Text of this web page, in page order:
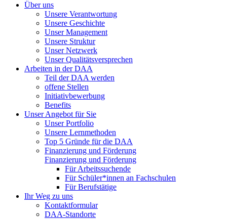
Über uns
Unsere Verantwortung
Unsere Geschichte
Unser Management
Unsere Struktur
Unser Netzwerk
Unser Qualitätsversprechen
Arbeiten in der DAA
Teil der DAA werden
offene Stellen
Initiativbewerbung
Benefits
Unser Angebot für Sie
Unser Portfolio
Unsere Lernmethoden
Top 5 Gründe für die DAA
Finanzierung und Förderung
Finanzierung und Förderung
Für Arbeitssuchende
Für Schüler*innen an Fachschulen
Für Berufstätige
Ihr Weg zu uns
Kontaktformular
DAA-Standorte